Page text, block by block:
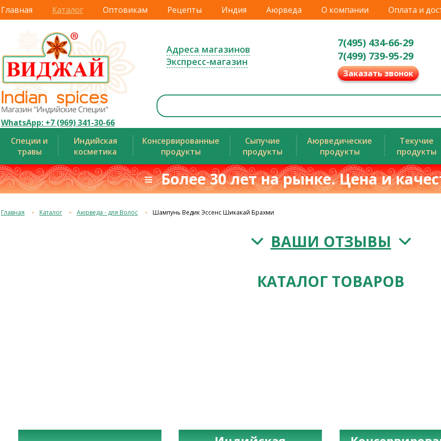
Главная Каталог Оптовикам Рецепты Индия Аюрведа О компании Оплата и
WhatsApp: +7 (969) 341-30-66
Адреса магазинов
Экспресс-магазин
7(495) 434-66-29
7(499) 739-95-29
Заказать звонок
Специи и
травы
Индийская
косметика
Консервированные
продукты
Сыпучие
продукты
Аюрведические
продукты
Текучие
продукты
≡ Более 30 лет на рынке. Цена и
Главная Каталог Аюрведа - для Волос Шампунь Ведик Эссенс Шикакай Брахми
ВАШИ ОТЗЫВЫ
КАТАЛОГ ТОВАРОВ